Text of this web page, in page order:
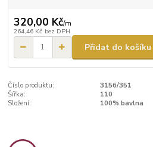
320,00 Kč/m
264,46 Kč bez DPH
Přidat do košíku
Číslo produktu:
3156/351
Šířka:
110
Složení:
100% bavlna